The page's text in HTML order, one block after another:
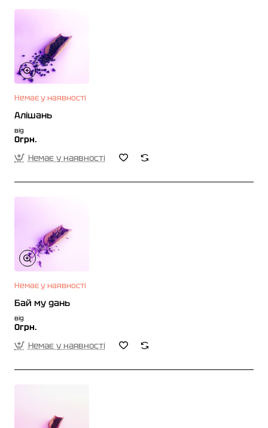
Немає у наявності
Алішань
від
0грн.
Немає у наявності
Немає у наявності
Бай му дань
від
0грн.
Немає у наявності